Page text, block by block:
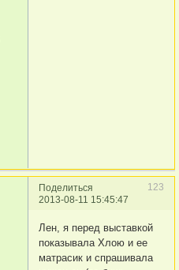
Поделиться
123
2013-08-11 15:45:47
Лен, я перед выставкой
показывала Хлою и ее
матрасик и спрашивала